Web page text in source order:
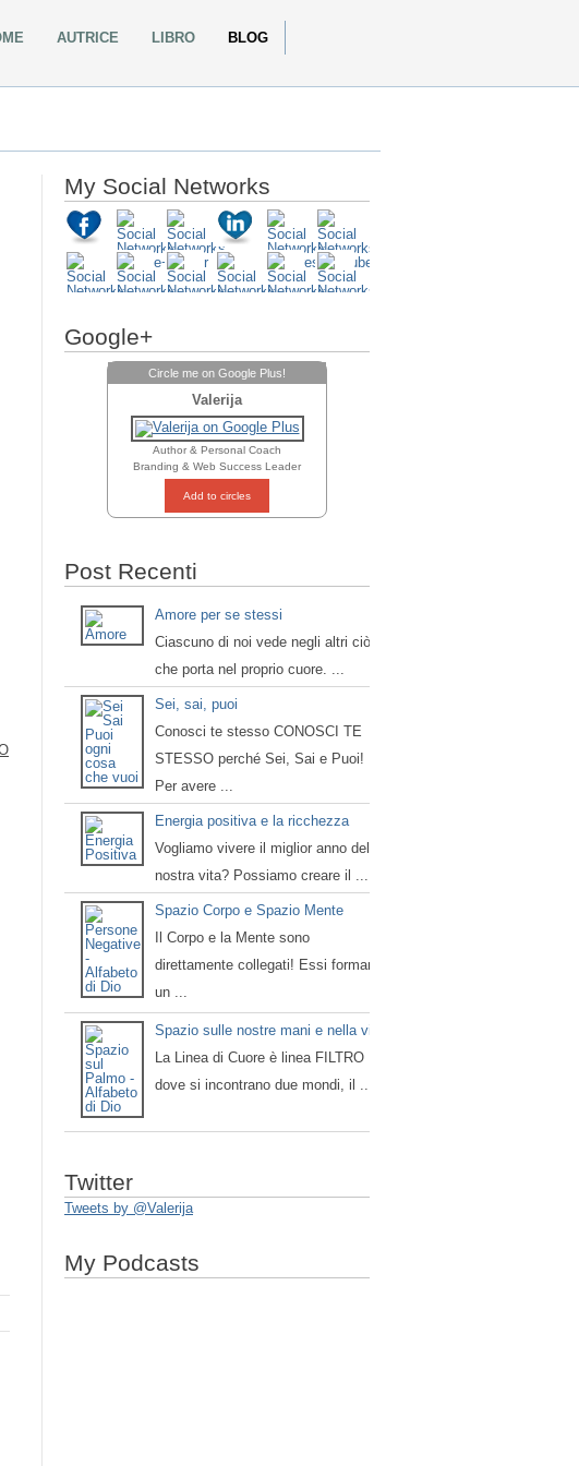
AUTRICE LIBRO BLOG
My Social Networks
Google+
Circle me on Google Plus!
Valerija
Author & Personal Coach
Branding & Web Success Leader
Add to circles
Post Recenti
Amore per se stessi
Ciascuno di noi vede negli altri ciò
che porta nel proprio cuore. ...
Sei, sai, puoi
Conosci te stesso CONOSCI TE
STESSO perché Sei, Sai e Puoi!
Per avere ...
Energia positiva e la ricchezza
Vogliamo vivere il miglior anno della
nostra vita? Possiamo creare il ...
Spazio Corpo e Spazio Mente
Il Corpo e la Mente sono
direttamente collegati! Essi formano
un ...
Spazio sulle nostre mani e nella vita
La Linea di Cuore è linea FILTRO
dove si incontrano due mondi, il ...
Twitter
Tweets by @Valerija
My Podcasts